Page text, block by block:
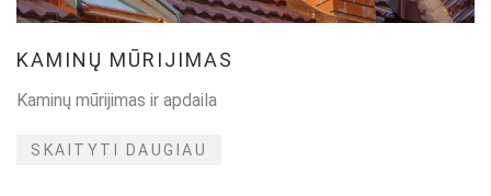
KAMINŲ MŪRIJIMAS
Kaminų mūrijimas ir apdaila
SKAITYTI DAUGIAU